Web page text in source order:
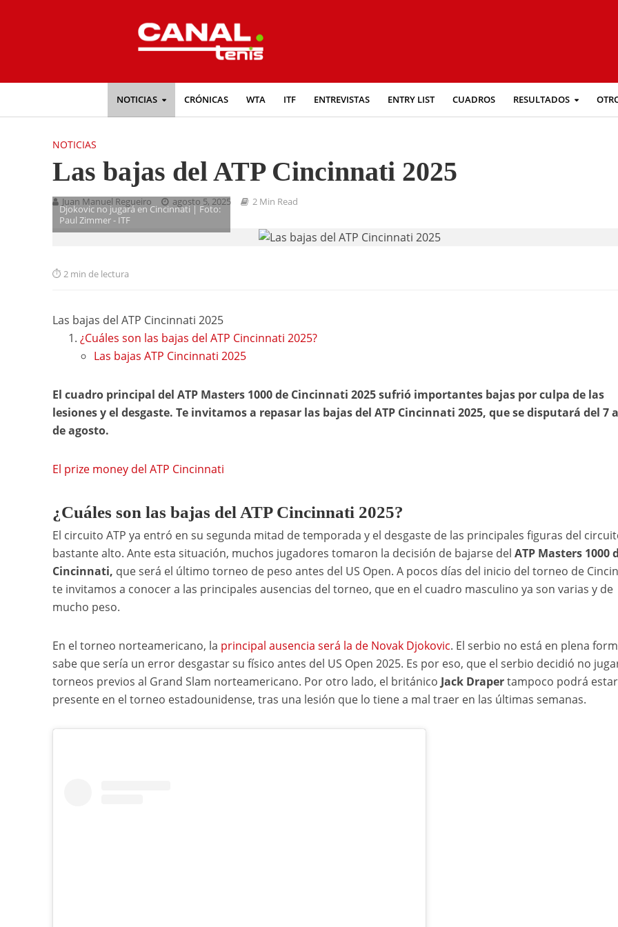
NOTICIAS CRÓNICAS WTA ITF ENTREVISTAS ENTRY LIST CUADROS RESULTADOS
NOTICIAS
Las bajas del ATP Cincinnati 2025
Juan Manuel Regueiro agosto 5, 2025 2 Min Read
Djokovic no jugará en Cincinnati | Foto:
Paul Zimmer - ITF
2 min de lectura
Las bajas del ATP Cincinnati 2025
¿Cuáles son las bajas del ATP Cincinnati 2025?
Las bajas ATP Cincinnati 2025
El cuadro principal del ATP Masters 1000 de Cincinnati 2025 sufrió importantes bajas por culpa de las
lesiones y el desgaste. Te invitamos a repasar las bajas del ATP Cincinnati 2025, que se disputará del 7
de agosto.
El prize money del ATP Cincinnati
¿Cuáles son las bajas del ATP Cincinnati 2025?
El circuito ATP ya entró en su segunda mitad de temporada y el desgaste de las principales figuras del
bastante alto. Ante esta situación, muchos jugadores tomaron la decisión de bajarse del ATP Masters 1000
Cincinnati, que será el último torneo de peso antes del US Open. A pocos días del inicio del torneo de
te invitamos a conocer a las principales ausencias del torneo, que en el cuadro masculino ya son varias y de
mucho peso.
En el torneo norteamericano, la principal ausencia será la de Novak Djokovic. El serbio no está en plena
sabe que sería un error desgastar su físico antes del US Open 2025. Es por eso, que el serbio decidió no
torneos previos al Grand Slam norteamericano. Por otro lado, el británico Jack Drapertampoco podrá estar
presente en el torneo estadounidense, tras una lesión que lo tiene a mal traer en las últimas semanas.